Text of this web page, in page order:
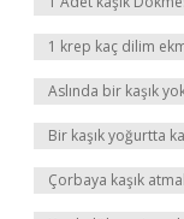
1 krep kaç dilim
Aslında bir kaşık
Bir kaşık yoğurtta
Çorbaya kaşık